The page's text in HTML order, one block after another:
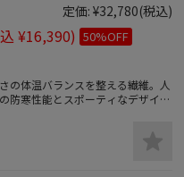
定価: ¥32,780(税込)
¥16,390) 50%OFF
の体温バランスを整える繊維。人
防寒性能とスポーティなデザイン